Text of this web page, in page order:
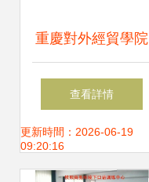
重慶對外經貿學院
（CCIBE）火熱咨
詢中，助您開啟經
查看詳情
更新時間：2026-06-19
09:20:16